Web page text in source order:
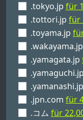
.tokyo.jp für
.tottori.jp für
.toyama.jp
.wakayama.jp
.yamagata.jp
.yamaguchi.jp
.yamanashi.jp
.jpn.com für
.コム für